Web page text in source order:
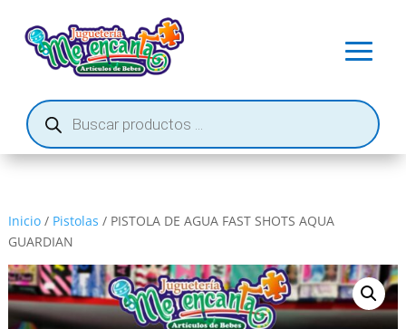
Búsqueda
de
productos
Inicio/ Pistolas / PISTOLA DE AGUA FAST SHOTS AQUA
GUARDIAN